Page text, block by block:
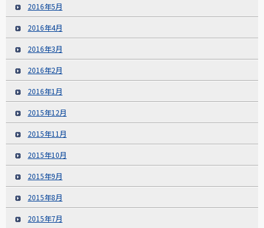
2016年5月
2016年4月
2016年3月
2016年2月
2016年1月
2015年12月
2015年11月
2015年10月
2015年9月
2015年8月
2015年7月